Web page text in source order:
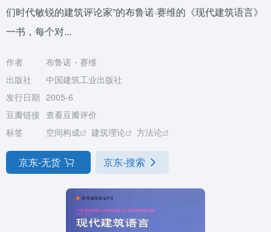
们时代敏锐的建筑评论家”的布鲁诺·赛维的《现代建筑语言》
一书，每个对...
作者
布鲁诺・赛维
出版社
中国建筑工业出版社
发行日期 2005-6
豆瓣链接 查看豆瓣评价
标签
空间构成 建筑理论 方法论
京东-无货 京东-搜索